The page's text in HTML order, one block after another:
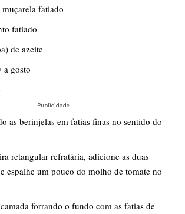
fatiado
fatiado
de azeite
a gosto
- Publicidade -
as berinjelas em fatias finas no sentido do
retangular refratária, adicione as duas
espalhe um pouco do molho de tomate no
forrando o fundo com as fatias de